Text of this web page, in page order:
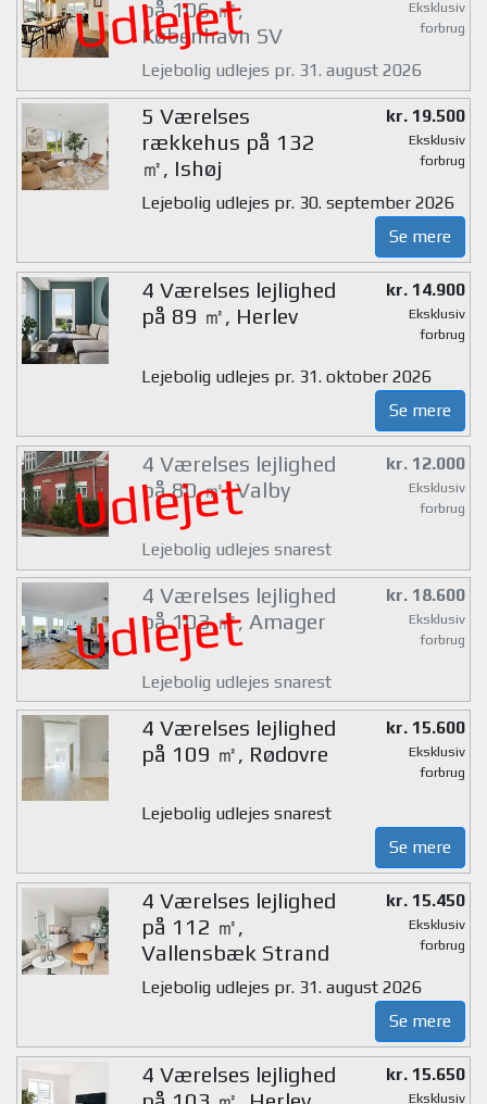
Udlejet
på 106 ㎡,
København SV
Eksklusiv
forbrug
Lejebolig udlejes pr. 31. august 2026
5 Værelses
rækkehus på 132
㎡, Ishøj
kr. 19.500
Eksklusiv
forbrug
Lejebolig udlejes pr. 30. september 2026
Se mere
4 Værelses lejlighed
på 89 ㎡, Herlev
kr. 14.900
Eksklusiv
forbrug
Lejebolig udlejes pr. 31. oktober 2026
Se mere
Udlejet
4 Værelses lejlighed
på 80 ㎡, Valby
kr. 12.000
Eksklusiv
forbrug
Lejebolig udlejes snarest
Udlejet
4 Værelses lejlighed
på 103 ㎡, Amager
kr. 18.600
Eksklusiv
forbrug
Lejebolig udlejes snarest
4 Værelses lejlighed
på 109 ㎡, Rødovre
kr. 15.600
Eksklusiv
forbrug
Lejebolig udlejes snarest
Se mere
4 Værelses lejlighed
på 112 ㎡,
Vallensbæk Strand
kr. 15.450
Eksklusiv
forbrug
Lejebolig udlejes pr. 31. august 2026
Se mere
4 Værelses lejlighed
kr. 15.650
Eksklusiv